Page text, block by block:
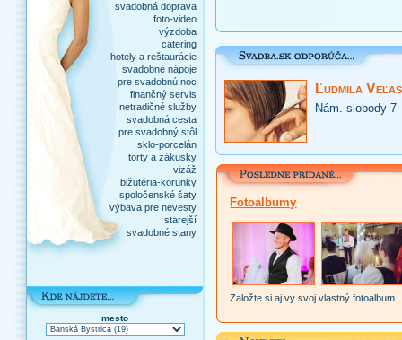
svadobná doprava
foto-video
výzdoba
catering
hotely a reštaurácie
svadobné nápoje
pre svadobnú noc
finančný servis
netradičné služby
svadobná cesta
pre svadobný stôl
sklo-porcelán
torty a zákusky
vizáž
bižutéria-korunky
spoločenské šaty
výbava pre nevesty
starejší
svadobné stany
mesto
Ľudmila
Nám. slobody 7
Fotoalbumy
Založte si aj vy svoj vlastný fotoalbum.